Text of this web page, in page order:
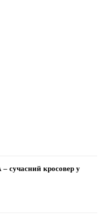
сучасний кросовер у